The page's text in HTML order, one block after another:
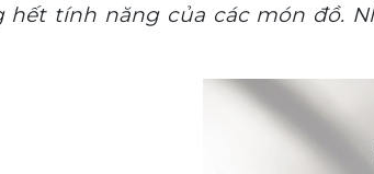
hết tính năng của các món đồ.